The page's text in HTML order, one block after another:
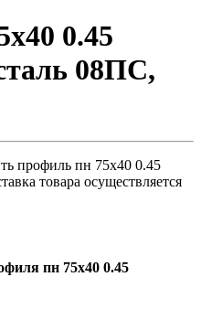
0.45
08ПС,
профиль пн 75х40 0.45
товара осуществляется
пн 75х40 0.45